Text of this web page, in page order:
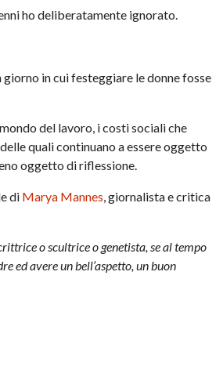
ho deliberatamente ignorato.
in cui festeggiare le donne fosse
del lavoro, i costi sociali che
quali continuano a essere oggetto
oggetto di riflessione.
di Marya Mannes, giornalista e critica
o scultrice o genetista, se al tempo
ed avere un bell’aspetto, un buon